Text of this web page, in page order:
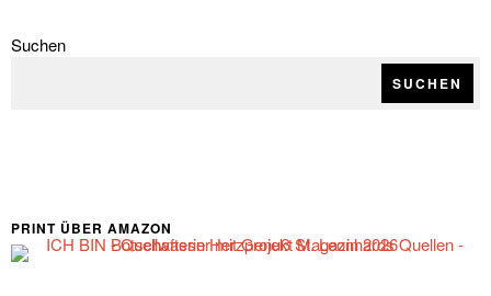
Suchen
SUCHEN
PRINT ÜBER AMAZON